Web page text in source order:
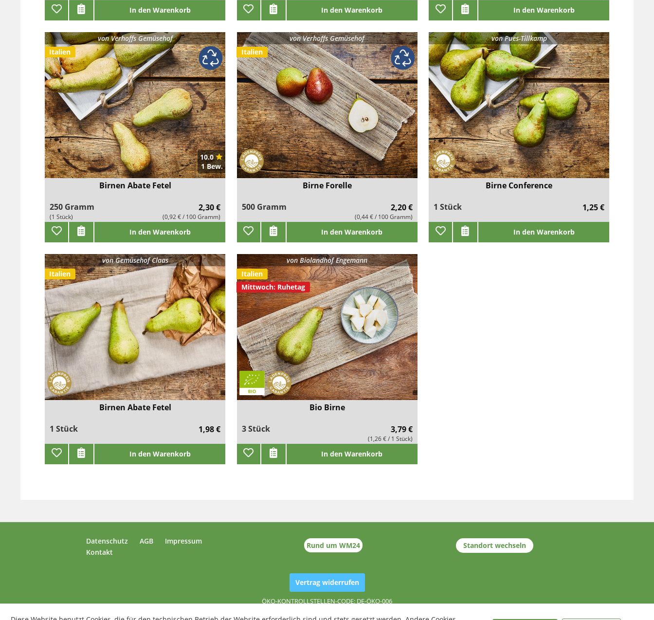
In den Warenkorb In den Warenkorb In den Warenkorb
Italien
vonVerhoffs Gemüsehof
10.0
1 Bew.
Birnen Abate Fetel
250 Gramm
(1 Stück)
2,30 €
(0,92 € / 100 Gramm)
In den Warenkorb
Italien
vonVerhoffs Gemüsehof
Birne Forelle
500 Gramm
2,20 €
(0,44 € / 100 Gramm)
In den Warenkorb
vonPues-Tillkamp
Birne Conference
1 Stück
1,25 €
In den Warenkorb
Italien
vonGemüsehof Claas
Birnen Abate Fetel
1 Stück
1,98 €
In den Warenkorb
Italien
Mittwoch: Ruhetag
vonBiolandhof Engemann
Bio Birne
3 Stück
3,79 €
(1,26 € / 1 Stück)
In den Warenkorb
Datenschutz AGB
Impressum
Kontakt
Rund um WM24 Standort wechseln
Vertrag widerrufen
ÖKO-KONTROLLSTELLEN-CODE: DE-ÖKO-006